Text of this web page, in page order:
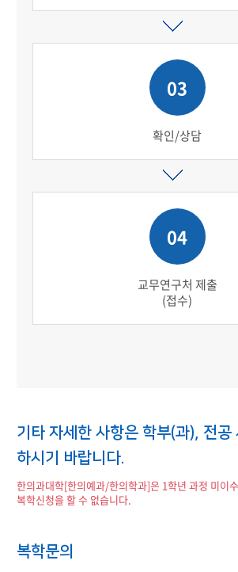
03
확인/상담
04
교무연구처 제출
(접수)
기타 자세한 사항은 학부(과), 전공
하시기 바랍니다.
한의과대학[한의예과/한의학과]은 1학년 과정 미이
복학신청을 할 수 없습니다.
복학문의